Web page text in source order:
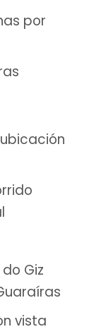
por
Giz
vista